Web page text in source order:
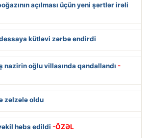
açılması üçün yeni şərtlər irəli
kütləvi zərbə endirdi
nazirin oğlu villasında qandallandı -
zəlzələ oldu
həbs edildi -ÖZƏL